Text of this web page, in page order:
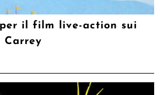
il film live-action sui
Carrey